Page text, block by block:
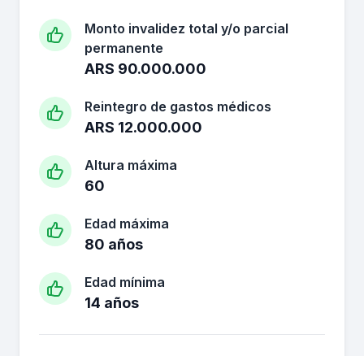
Monto invalidez total y/o parcial
permanente
ARS 90.000.000
Reintegro de gastos médicos
ARS 12.000.000
Altura máxima
60
Edad máxima
80 años
Edad mínima
14 años